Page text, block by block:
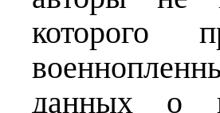
которого
данных о